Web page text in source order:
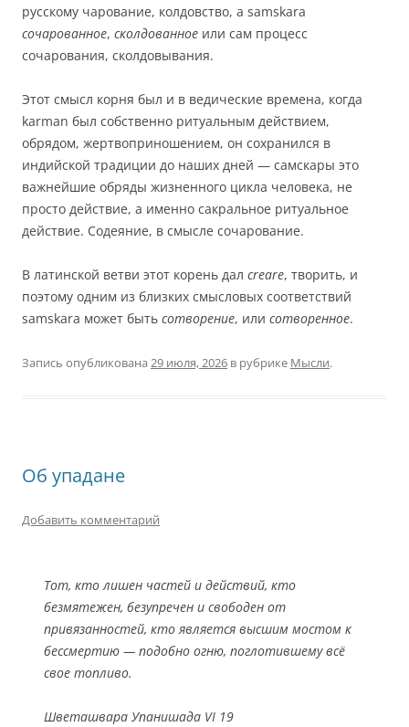
русскому чарование, колдовство, а samskara
сочарованное, сколдованное или сам процесс
сочарования, сколдовывания.
Этот смысл корня был и в ведические времена, когда
karman был собственно ритуальным действием,
обрядом, жертвоприношением, он сохранился в
индийской традиции до наших дней — самскары это
важнейшие обряды жизненного цикла человека, не
просто действие, а именно сакральное ритуальное
действие. Содеяние, в смысле сочарование.
В латинской ветви этот корень дал creare, творить, и
поэтому одним из близких смысловых соответствий
samskara может быть сотворение, или сотворенное.
Запись опубликована 29 июля, 2026 в рубрике Мысли.
Об упадане
Добавить комментарий
Тот, кто лишен частей и действий, кто
безмятежен, безупречен и свободен от
привязанностей, кто является высшим мостом к
бессмертию — подобно огню, поглотившему всё
свое топливо.
Шветашвара Упанишада VI 19